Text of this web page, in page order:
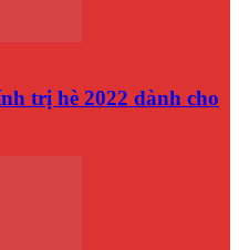
trị hè 2022 dành cho